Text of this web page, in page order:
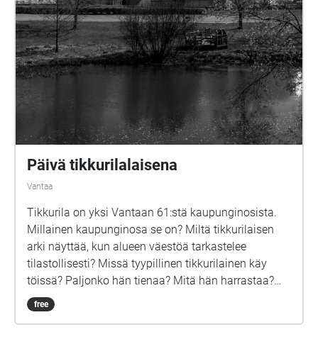
Päivä tikkurilalaisena
Vantaa
Tikkurila on yksi Vantaan 61:stä kaupunginosista.
Millainen kaupunginosa se on? Miltä tikkurilaisen
arki näyttää, kun alueen väestöä tarkastelee
tilastollisesti? Missä tyypillinen tikkurilainen käy
töissä? Paljonko hän tienaa? Mitä hän harrastaa?
Entä lukee? Onko hänellä kumppania? Koira?
Asuuko hän Tikkurilassa hetken vai koko elämänsä?
free